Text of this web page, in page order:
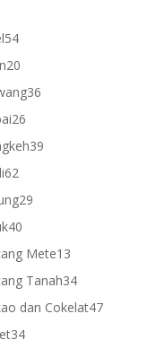
5454
products
2020
products
3636
2626
products
3939
6262
products
2929
4040
products
Mete1313
products
Tanah3434
products
dan Cokelat4747
3434